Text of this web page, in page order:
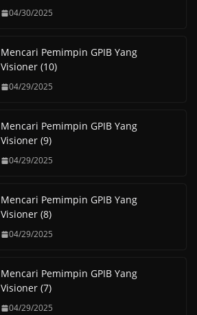
04/30/2025
Mencari Pemimpin GPIB Yang
Visioner (10)
04/29/2025
Mencari Pemimpin GPIB Yang
Visioner (9)
04/29/2025
Mencari Pemimpin GPIB Yang
Visioner (8)
04/29/2025
Mencari Pemimpin GPIB Yang
Visioner (7)
04/29/2025